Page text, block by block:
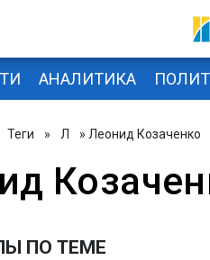
АНАЛИТИКА
Теги » Л » Леонид Козаченко
ПО ТЕМЕ